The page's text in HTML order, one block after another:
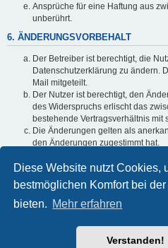
Diese Website nutzt Cookies,
bestmöglichen Komfort bei
bieten. Mehr erfahren
Verstanden!
Ansprüche für eine Haftung aus
unberührt.
6. ÄNDERUNGSVORBEHALT
Der Betreiber ist berechtigt, die
Datenschutzerklärung zu ändern.
Mail mitgeteilt.
Der Nutzer ist berechtigt, den
des Widerspruchs erlischt das
bestehende Vertragsverhältnis mit
Die Änderungen gelten als
den Änderungen zugestimmt hat.
Informationen über den Umgang
sind in der Datenschutzerklärung
Powered byphpBB® Forum